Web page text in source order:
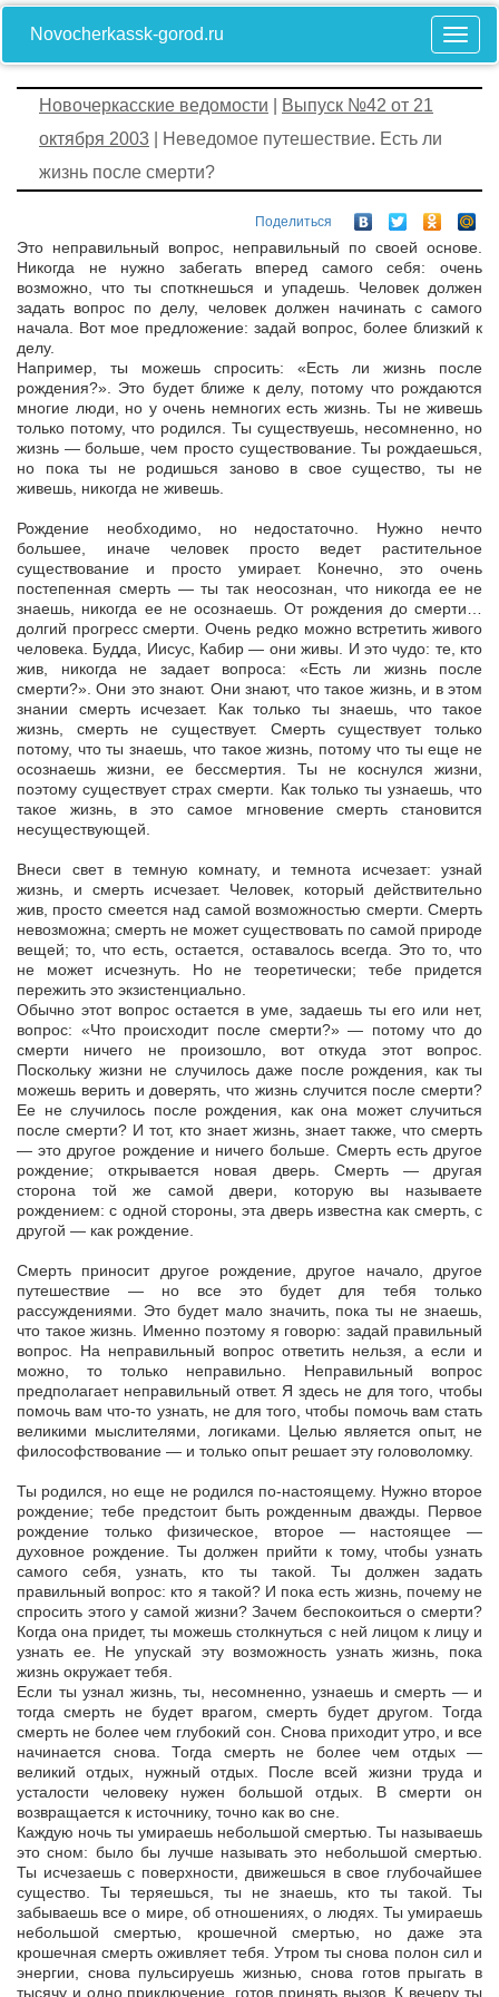
Novocherkassk-gorod.ru
Новочеркасские ведомости
Выпуск №42 от 21
октября 2003 | Неведомое путешествие. Есть ли
жизнь после смерти?
Поделиться
Это неправильный вопрос, неправильный по своей основе.
Никогда не нужно забегать вперед самого себя: очень
возможно, что ты споткнешься и упадешь. Человек должен
задать вопрос по делу, человек должен начинать с самого
начала. Вот мое предложение: задай вопрос, более близкий к
делу.
Например, ты можешь спросить: «Есть ли жизнь после
рождения?». Это будет ближе к делу, потому что рождаются
многие люди, но у очень немногих есть жизнь. Ты не живешь
только потому, что родился. Ты существуешь, несомненно, но
жизнь — больше, чем просто существование. Ты рождаешься,
но пока ты не родишься заново в свое существо, ты не
живешь, никогда не живешь.
Рождение необходимо, но недостаточно. Нужно нечто
большее, иначе человек просто ведет растительное
существование и просто умирает. Конечно, это очень
постепенная смерть — ты так неосознан, что никогда ее не
знаешь, никогда ее не осознаешь. От рождения до смерти…
долгий прогресс смерти. Очень редко можно встретить живого
человека. Будда, Иисус, Кабир — они живы. И это чудо: те, кто
жив, никогда не задает вопроса: «Есть ли жизнь после
смерти?». Они это знают. Они знают, что такое жизнь, и в этом
знании смерть исчезает. Как только ты знаешь, что такое
жизнь, смерть не существует. Смерть существует только
потому, что ты знаешь, что такое жизнь, потому что ты еще не
осознаешь жизни, ее бессмертия. Ты не коснулся жизни,
поэтому существует страх смерти. Как только ты узнаешь, что
такое жизнь, в это самое мгновение смерть становится
несуществующей.
Внеси свет в темную комнату, и темнота исчезает: узнай
жизнь, и смерть исчезает. Человек, который действительно
жив, просто смеется над самой возможностью смерти. Смерть
невозможна; смерть не может существовать по самой природе
вещей; то, что есть, остается, оставалось всегда. Это то, что
не может исчезнуть. Но не теоретически; тебе придется
пережить это экзистенциально.
Обычно этот вопрос остается в уме, задаешь ты его или нет,
вопрос: «Что происходит после смерти?» — потому что до
смерти ничего не произошло, вот откуда этот вопрос.
Поскольку жизни не случилось даже после рождения, как ты
можешь верить и доверять, что жизнь случится после смерти?
Ее не случилось после рождения, как она может случиться
после смерти? И тот, кто знает жизнь, знает также, что смерть
— это другое рождение и ничего больше. Смерть есть другое
рождение; открывается новая дверь. Смерть — другая
сторона той же самой двери, которую вы называете
рождением: с одной стороны, эта дверь известна как смерть, с
другой — как рождение.
Смерть приносит другое рождение, другое начало, другое
путешествие — но все это будет для тебя только
рассуждениями. Это будет мало значить, пока ты не знаешь,
что такое жизнь. Именно поэтому я говорю: задай правильный
вопрос. На неправильный вопрос ответить нельзя, а если и
можно, то только неправильно. Неправильный вопрос
предполагает неправильный ответ. Я здесь не для того, чтобы
помочь вам что-то узнать, не для того, чтобы помочь вам стать
великими мыслителями, логиками. Целью является опыт, не
философствование — и только опыт решает эту головоломку.
Ты родился, но еще не родился по-настоящему. Нужно второе
рождение; тебе предстоит быть рожденным дважды. Первое
рождение только физическое, второе — настоящее —
духовное рождение. Ты должен прийти к тому, чтобы узнать
самого себя, узнать, кто ты такой. Ты должен задать
правильный вопрос: кто я такой? И пока есть жизнь, почему не
спросить этого у самой жизни? Зачем беспокоиться о смерти?
Когда она придет, ты можешь столкнуться с ней лицом к лицу и
узнать ее. Не упускай эту возможность узнать жизнь, пока
жизнь окружает тебя.
Если ты узнал жизнь, ты, несомненно, узнаешь и смерть — и
тогда смерть не будет врагом, смерть будет другом. Тогда
смерть не более чем глубокий сон. Снова приходит утро, и все
начинается снова. Тогда смерть не более чем отдых —
великий отдых, нужный отдых. После всей жизни труда и
усталости человеку нужен большой отдых. В смерти он
возвращается к источнику, точно как во сне.
Каждую ночь ты умираешь небольшой смертью. Ты называешь
это сном: было бы лучше называть это небольшой смертью.
Ты исчезаешь с поверхности, движешься в свое глубочайшее
существо. Ты теряешься, ты не знаешь, кто ты такой. Ты
забываешь все о мире, об отношениях, о людях. Ты умираешь
небольшой смертью, крошечной смертью, но даже эта
крошечная смерть оживляет тебя. Утром ты снова полон сил и
энергии, снова пульсируешь жизнью, снова готов прыгать в
тысячу и одно приключение, готов принять вызов. К вечеру ты